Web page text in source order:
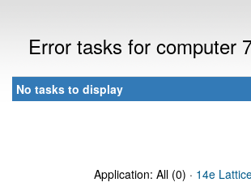
Error tasks for computer
No tasks to display
Application: All (0) · 14e